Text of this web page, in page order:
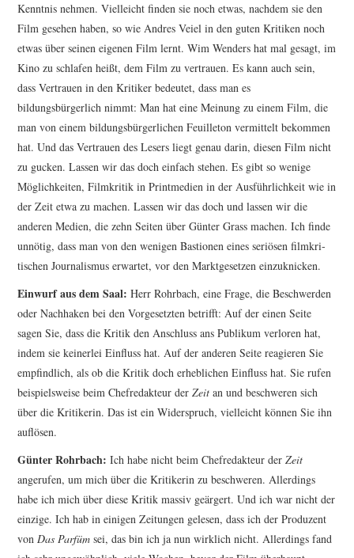
Kenntnis nehmen. Vielleicht finden sie noch etwas, nachdem sie den
Film gesehen haben, so wie Andres Veiel in den guten Kritiken noch
etwas über seinen eigenen Film lernt. Wim Wenders hat mal gesagt, im
Kino zu schlafen heißt, dem Film zu vertrauen. Es kann auch sein,
dass Vertrauen in den Kritiker bedeutet, dass man es
bildungsbürgerlich nimmt: Man hat eine Meinung zu einem Film, die
man von einem bildungsbürgerlichen Feuilleton vermittelt bekommen
hat. Und das Vertrauen des Lesers liegt genau darin, diesen Film nicht
zu gucken. Lassen wir das doch einfach stehen. Es gibt so wenige
Möglichkeiten, Filmkritik in Printmedien in der Ausführlichkeit wie in
der Zeit etwa zu machen. Lassen wir das doch und lassen wir die
anderen Medien, die zehn Seiten über Günter Grass machen. Ich finde
unnötig, dass man von den wenigen Bastionen eines seriösen filmkri­
tischen Journalismus erwartet, vor den Marktgesetzen einzuknicken.
Einwurf aus dem Saal: Herr Rohrbach, eine Frage, die Beschwerden
oder Nachhaken bei den Vorge­setzten betrifft: Auf der einen Seite
sagen Sie, dass die Kritik den Anschluss ans Publikum verloren hat,
indem sie keinerlei Einfluss hat. Auf der anderen Seite reagieren Sie
empfindlich, als ob die Kritik doch erheblichen Einfluss hat. Sie rufen
beispielsweise beim Chefredakteur derZeitan und beschweren sich
über die Kritikerin. Das ist ein Widerspruch, vielleicht können Sie ihn
auflösen.
Günter Rohrbach: Ich habe nicht beim Chefredakteur derZeit
angerufen, um mich über die Kritikerin zu beschweren. Allerdings
habe ich mich über diese Kritik massiv geärgert. Und ich war nicht der
einzige. Ich hab in einigen Zeitungen gelesen, dass ich der Produzent
vonDas Parfüm sei, das bin ich ja nun wirklich nicht. Allerdings fand